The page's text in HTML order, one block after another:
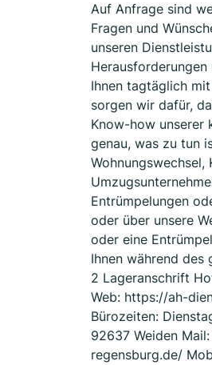
Auf Anfrage sind
Fragen und
unseren
Ihnen tagtäglich
sorgen wir dafür,
Know-how unserer
genau, was zu tun
Wohnungswechsel,
Entrümpelungen
oder über unsere
oder eine
Ihnen während des
2 Lageranschrift
Web: https://ah-
Bürozeiten:
92637 Weiden
regensburg.de/